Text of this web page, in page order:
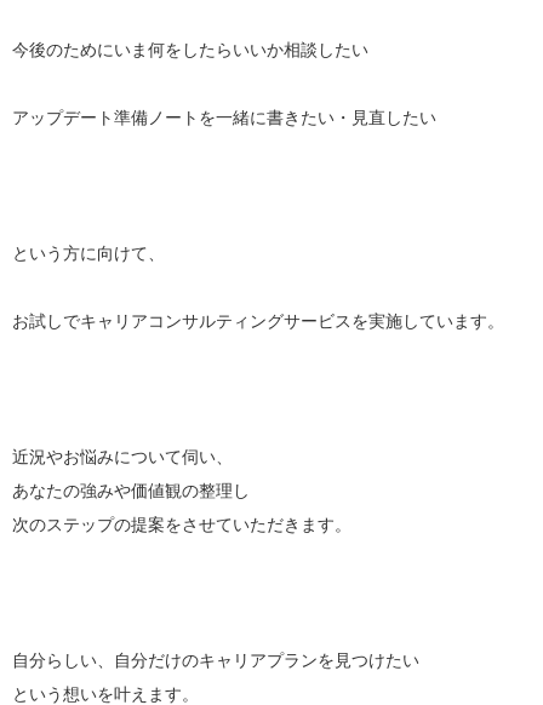
今後のためにいま何をしたらいいか相談したい
アップデート準備ノートを一緒に書きたい・見直したい
という方に向けて、
お試しでキャリアコンサルティングサービスを実施しています。
近況やお悩みについて伺い、
あなたの強みや価値観の整理し
次のステップの提案をさせていただきます。
自分らしい、自分だけのキャリアプランを見つけたい
という想いを叶えます。